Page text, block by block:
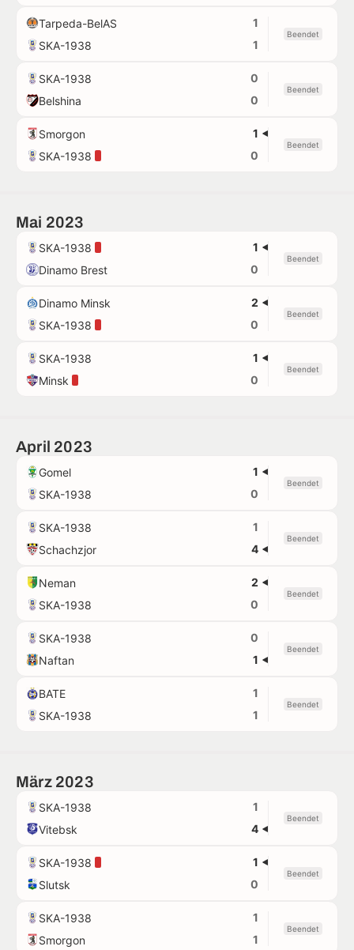
Tarpeda-BelAS
1
SKA-1938
1
Beendet
SKA-1938
0
Belshina
0
Beendet
Smorgon
1
SKA-1938
0
Beendet
Mai 2023
SKA-1938
1
Dinamo Brest
0
Beendet
Dinamo Minsk
2
SKA-1938
0
Beendet
SKA-1938
1
Minsk
0
Beendet
April 2023
Gomel
1
SKA-1938
0
Beendet
SKA-1938
1
Schachzjor
4
Beendet
Neman
2
SKA-1938
0
Beendet
SKA-1938
0
Naftan
1
Beendet
BATE
1
SKA-1938
1
Beendet
März 2023
SKA-1938
1
Vitebsk
4
Beendet
SKA-1938
1
Slutsk
0
Beendet
SKA-1938
1
Smorgon
1
Beendet